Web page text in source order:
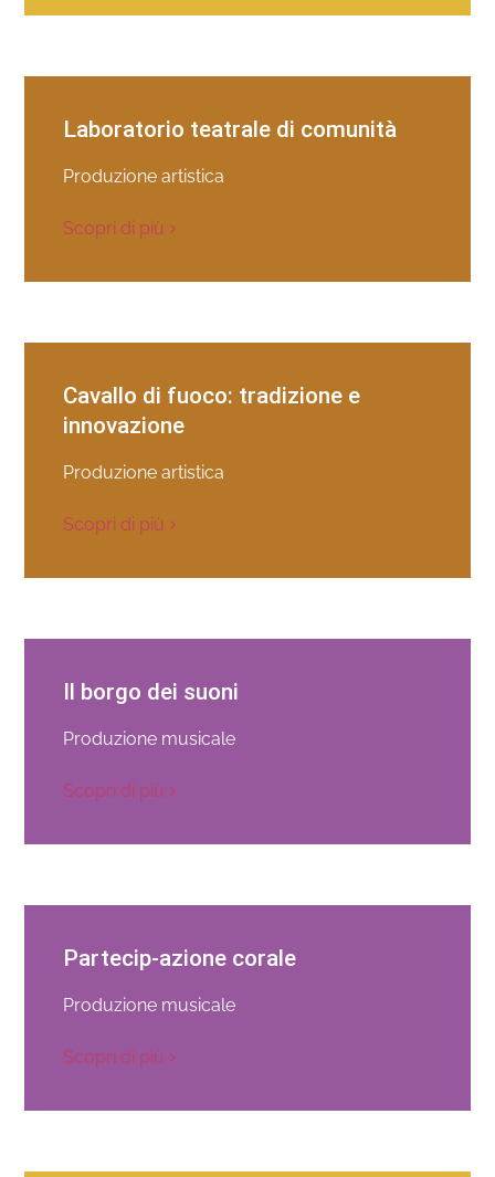
Laboratorio teatrale di comunità
Produzione artistica
Scopri di più
Cavallo di fuoco: tradizione e
innovazione
Produzione artistica
Scopri di più
Il borgo dei suoni
Produzione musicale
Scopri di più
Partecip-azione corale
Produzione musicale
Scopri di più